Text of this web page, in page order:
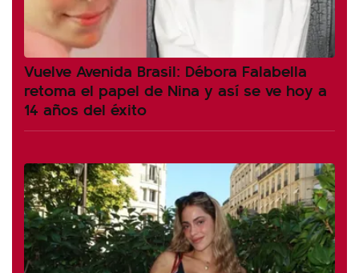
Vuelve Avenida Brasil: Débora Falabella
retoma el papel de Nina y así se ve hoy a
14 años del éxito